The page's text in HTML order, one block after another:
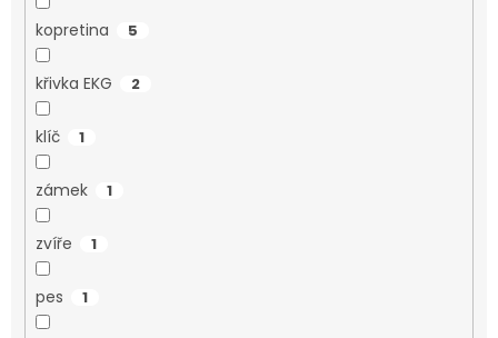
kopretina 5
křivka EKG 2
klíč 1
zámek 1
zvíře 1
pes 1